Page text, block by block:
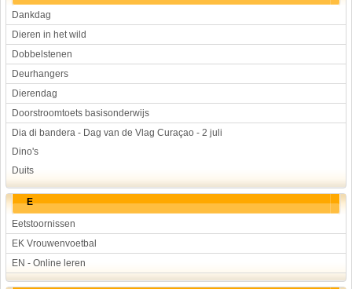
Dankdag
Dieren in het wild
Dobbelstenen
Deurhangers
Dierendag
Doorstroomtoets basisonderwijs
Dia di bandera - Dag van de Vlag Curaçao - 2 juli
Dino's
Duits
E
Eetstoornissen
EK Vrouwenvoetbal
EN - Online leren